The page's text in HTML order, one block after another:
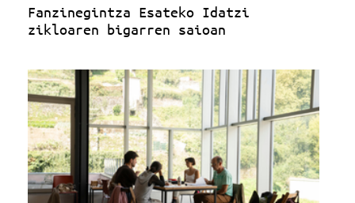
Fanzinegintza Esateko Idatzi
zikloaren bigarren saioan